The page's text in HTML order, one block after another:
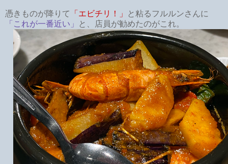
憑きものが降りて 「エビチリ！」
と粘るフルルンさんに
「これが一番近い」
と、店員が勧めたのがこれ。